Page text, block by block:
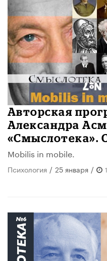
Авторская
Александра
«Смыслотека».
Mobilis in mobile.
Психология / 25 января /